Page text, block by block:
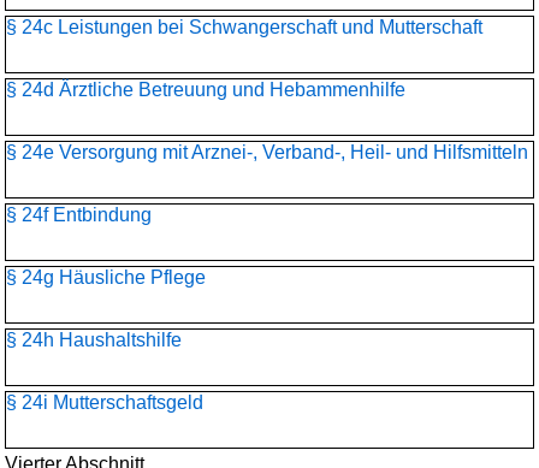
§ 24c Leistungen bei Schwangerschaft und Mutterschaft
§ 24d Ärztliche Betreuung und Hebammenhilfe
§ 24e Versorgung mit Arznei-, Verband-, Heil- und Hilfsmitteln
§ 24f Entbindung
§ 24g Häusliche Pflege
§ 24h Haushaltshilfe
§ 24i Mutterschaftsgeld
Vierter Abschnitt